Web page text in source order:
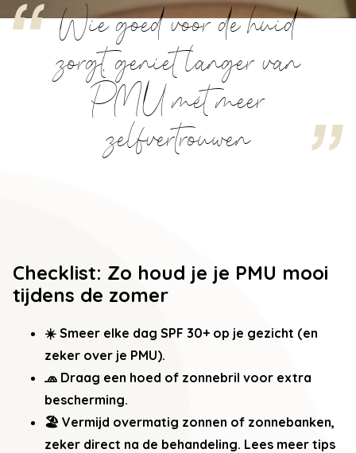
Wie goed voor de huid
zorgt, geniet langer van
PMU mét meer
zelfvertrouwen
Checklist: Zo houd je je PMU mooi
tijdens de zomer
☀️ Smeer elke dag SPF 30+ op je gezicht (en
zeker over je PMU).
🧢 Draag een hoed of zonnebril voor extra
bescherming.
🏖️ Vermijd overmatig zonnen of zonnebanken,
zeker direct na de behandeling. Lees meer tips